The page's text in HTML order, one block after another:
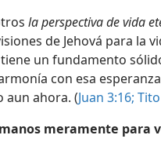
la perspectiva de vida
de Jehová para la
un fundamento
con esa
aun ahora. (Juan 3:16;
meramente para